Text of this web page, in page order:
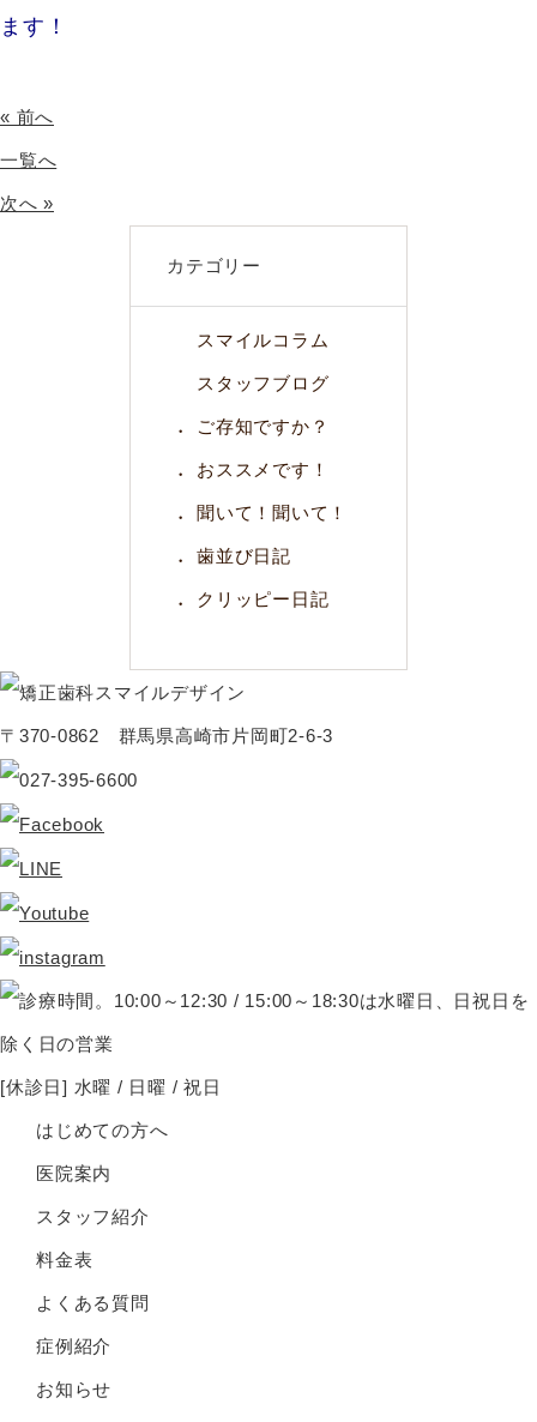
ます！
« 前へ
一覧へ
次へ »
カテゴリー
スマイルコラム
スタッフブログ
ご存知ですか？
おススメです！
聞いて！聞いて！
歯並び日記
クリッピー日記
〒370-0862 群馬県高崎市片岡町2-6-3
[休診日] 水曜 / 日曜 / 祝日
はじめての方へ
医院案内
スタッフ紹介
料金表
よくある質問
症例紹介
お知らせ